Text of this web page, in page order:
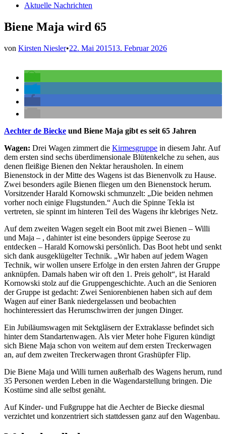
Veröffentlicht
Aktuelle Nachrichten
Biene Maja wird 65
von Kirsten Niesler•22. Mai 201513. Februar 2026
Aechter de Biecke und Biene Maja gibt es seit 65 Jahren
Wagen: Drei Wagen zimmert die Kirmesgruppe in diesem Jahr. Auf
dem ersten sind sechs überdimensionale Blütenkelche zu sehen, aus
denen fleißige Bienen den Nektar herausholen. In einem
Bienenstock in der Mitte des Wagens ist das Bienenvolk zu Hause.
Zwei besonders agile Bienen fliegen um den Bienenstock herum.
Vorsitzender Harald Kornowski schmunzelt: „Die beiden nehmen
vorher noch einige Flugstunden.“ Auch die Spinne Tekla ist
vertreten, sie spinnt im hinteren Teil des Wagens ihr klebriges Netz.
Auf dem zweiten Wagen segelt ein Boot mit zwei Bienen – Willi
und Maja – , dahinter ist eine besonders üppige Seerose zu
entdecken – Harald Kornowski persönlich. Das Boot hebt und senkt
sich dank ausgeklügelter Technik. „Wir haben auf jedem Wagen
Technik, wir wollen unsere Erfolge in den ersten Jahren der Gruppe
anknüpfen. Damals haben wir oft den 1. Preis geholt“, ist Harald
Kornowski stolz auf die Gruppengeschichte. Auch an die Senioren
der Gruppe ist gedacht: Zwei Seniorenbienen haben sich auf dem
Wagen auf einer Bank niedergelassen und beobachten
hochinteressiert das Herumschwirren der jungen Dinger.
Ein Jubiläumswagen mit Sektgläsern der Extraklasse befindet sich
hinter dem Standartenwagen. Als vier Meter hohe Figuren kündigt
sich Biene Maja schon von weitem auf dem ersten Treckerwagen
an, auf dem zweiten Treckerwagen thront Grashüpfer Flip.
Die Biene Maja und Willi turnen außerhalb des Wagens herum, rund
35 Personen werden Leben in die Wagendarstellung bringen. Die
Kostüme sind alle selbst genäht.
Auf Kinder- und Fußgruppe hat die Aechter de Biecke diesmal
verzichtet und konzentriert sich stattdessen ganz auf den Wagenbau.